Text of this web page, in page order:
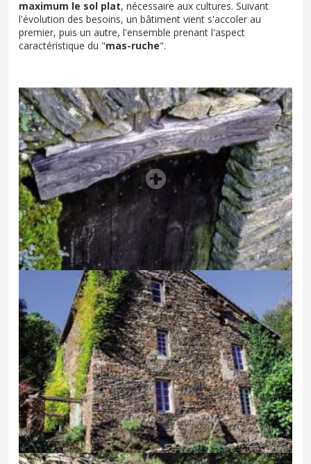
maximum le sol plat, nécessaire aux cultures. Suivant
l'évolution des besoins, un bâtiment vient s'accoler au
premier, puis un autre, l'ensemble prenant l'aspect
caractéristique du "mas-ruche".